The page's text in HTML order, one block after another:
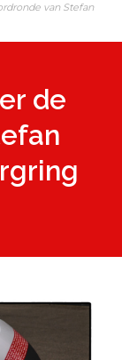
van Stefan
de